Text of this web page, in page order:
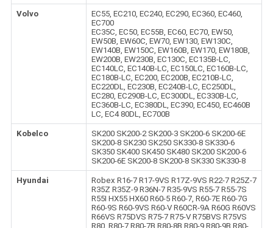
Volvo
EC55, EC210, EC240, EC290, EC360, EC460,
EC700
EC35C, EC50, EC55B, EC60, EC70, EW50,
EW50B, EW60C, EW70, EW130, EW130C,
EW140B, EW150C, EW160B, EW170, EW180B,
EW200B, EW230B, EC130C, EC135B-LC,
EC140LC, EC140B-LC, EC150LC, EC160B-LC,
EC180B-LC, EC200, EC200B, EC210B-LC,
EC220DL, EC230B, EC240B-LC, EC250DL,
EC280, EC290B-LC, EC300DL, EC330B-LC,
EC360B-LC, EC380DL, EC390, EC450, EC460B
LC, EC4 80DL, EC700B
Kobelco
SK200 SK200-2 SK200-3 SK200-6 SK200-6E
SK200-8 SK230 SK250 SK330-8 SK330-6
SK350 SK400 SK450 SK480 SK200 SK200-6
SK200-6E SK200-8 SK200-8 SK330 SK330-8
Hyundai
Robex R16-7 R17-9VS R17Z-9VS R22-7 R25Z-7
R35Z R35Z-9 R36N-7 R35-9VS R55-7 R55-7S
R55I HX55 HX60 R60-5 R60-7, R60-7E R60-7G
R60-9S R60-9VS R60-V R60CR-9A R60G R60VS
R66VS R75DVS R75-7 R75-V R75BVS R75VS
R80, R80-7 R80-7B R80-8B R80-9 R80-9B R80-